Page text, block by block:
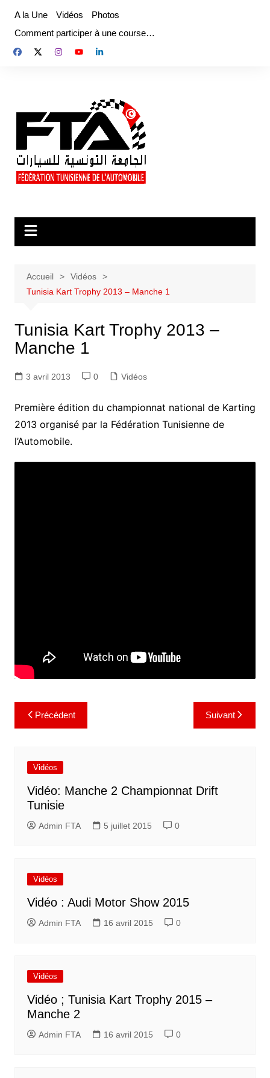
contenu
A la Une Vidéos
Photos
Comment participer à une course…
Accueil
Vidéos
Tunisia Kart Trophy 2013 – Manche 1
Tunisia Kart Trophy 2013 –
Manche 1
3 avril 2013 0 Vidéos
Première édition du championnat national de Karting
2013 organisé par la Fédération Tunisienne de
l’Automobile.
Navigation
de
Précédent Suivant
Vidéos
Vidéo: Manche 2 Championnat Drift
Tunisie
Admin FTA 5 juillet 2015 0
Vidéos
Vidéo : Audi Motor Show 2015
Admin FTA 16 avril 2015 0
Vidéos
Vidéo ; Tunisia Kart Trophy 2015 –
Manche 2
Admin FTA 16 avril 2015 0